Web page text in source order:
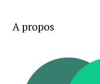
A propos